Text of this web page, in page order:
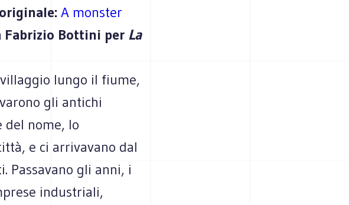
A monster
Fabrizio Bottini per La
lungo il fiume,
gli antichi
del nome, lo
e ci arrivavano dal
Passavano gli anni, i
industriali,